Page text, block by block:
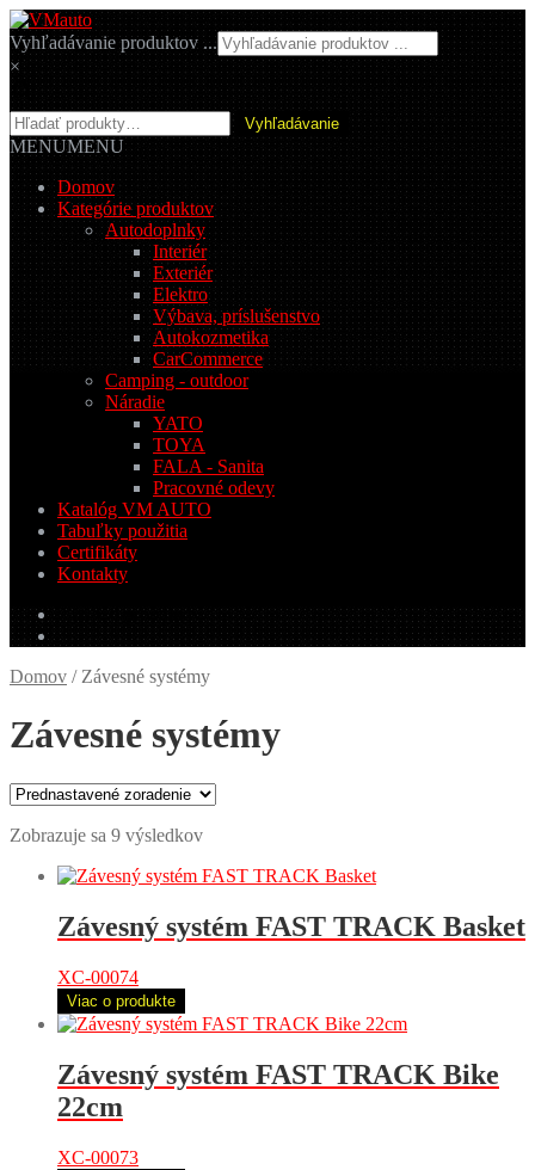
Preskočiť
na
navigáciu
Preskočiť
na
obsah
Vyhľadávanie produktov ...
×
Hľadať: Vyhľadávanie
MENUMENU
Domov
Kategórie produktov
Autodoplnky
Interiér
Exteriér
Elektro
Výbava, príslušenstvo
Autokozmetika
CarCommerce
Camping - outdoor
Náradie
YATO
TOYA
FALA - Sanita
Pracovné odevy
Katalóg VM AUTO
Tabuľky použitia
Certifikáty
Kontakty
0.00 € 0 produktov
Domov / Závesné systémy
Závesné systémy
Zobrazuje sa 9 výsledkov
Závesný systém FAST TRACK Basket
XC-00074
Viac o produkte
Závesný systém FAST TRACK Bike
22cm
XC-00073